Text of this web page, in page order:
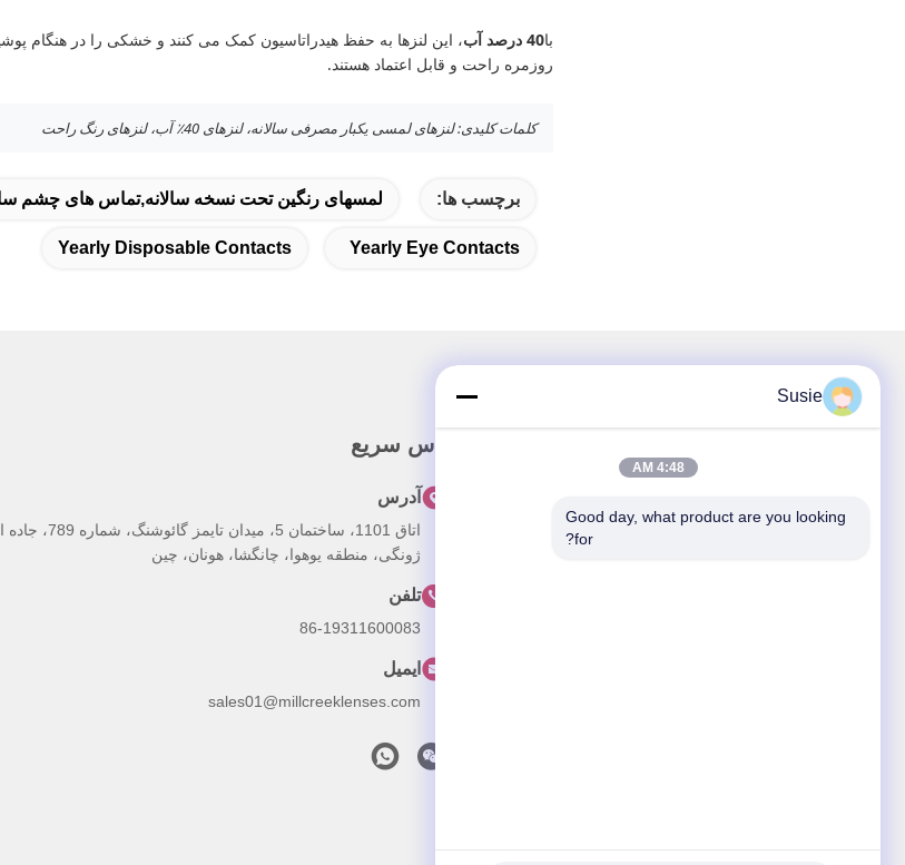
با40 درصد آب ، این لنزها به حفظ هیدراتاسیون کمک می کنند و خشکی را در هنگام
روزمره راحت و قابل اعتماد هستند.
کلمات کلیدی: لنزهای لمسی یکبار مصرفی سالانه، لنزهای 40٪ آب، لنزهای رنگ راحت
برچسب ها: لمسهای رنگین تحت نسخه سالانه,تماس های چشم
Yearly Eye Contacts
Yearly Disposable Contacts
تماس سریع
آدرس
اتاق 1101، ساختمان 5، میدان تایمز
ژونگی، منطقه یوهوا، چانگشا، هونان، چین
تلفن
86-19311600083
ایمیل
sales01@millcreeklenses.com
Susie
4:48 AM
Good day, what product are you looking
for?